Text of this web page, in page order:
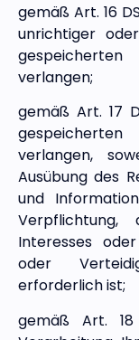
gemäß Art. 16
unrichtiger
verlangen;
gemäß Art. 17
verlangen,
Ausübung des
und
Interesses
oder
erforderlich ist;
gemäß Art. 18